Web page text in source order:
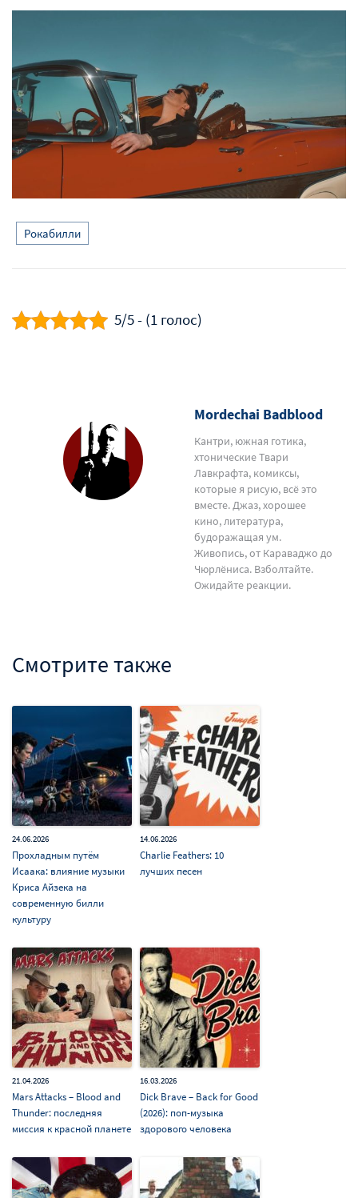
Рокабилли
5/5 - (1 голос)
Mordechai Badblood
Кантри, южная готика,
хтонические Твари
Лавкрафта, комиксы,
которые я рисую, всё это
вместе. Джаз, хорошее
кино, литература,
будоражащая ум.
Живопись, от Караваджо до
Чюрлёниса. Взболтайте.
Ожидайте реакции.
Смотрите также
24.06.2026
Прохладным путём
Исаака: влияние музыки
Криса Айзека на
современную билли
культуру
14.06.2026
Charlie Feathers: 10
лучших песен
21.04.2026
Mars Attacks – Blood and
Thunder: последняя
миссия к красной планете
16.03.2026
Dick Brave – Back for Good
(2026): поп-музыка
здорового человека